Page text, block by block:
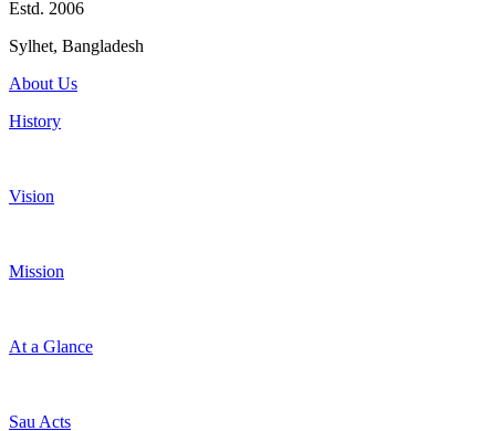
Estd. 2006
Sylhet, Bangladesh
About Us
History
Vision
Mission
At a Glance
Sau Acts